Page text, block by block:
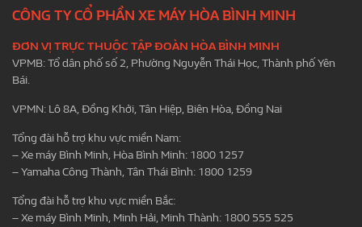
CÔNG TY CỔ PHẦN XE MÁY HÒA BÌNH MINH
ĐƠN VỊ TRỰC THUỘC TẬP ĐOÀN HÒA BÌNH MINH
VPMB: Tổ dân phố số 2, Phường Nguyễn Thái Học, Thành phố Yên
Bái.
VPMN: Lô 8A, Đồng Khởi, Tân Hiệp, Biên Hòa, Đồng Nai
Tổng đài hỗ trợ khu vực miền Nam:
– Xe máy Bình Minh, Hòa Bình Minh: 1800 1257
– Yamaha Công Thành, Tân Thái Bình: 1800 1259
Tổng đài hỗ trợ khu vực miền Bắc:
– Xe máy Bình Minh, Minh Hải, Minh Thành: 1800 555 525